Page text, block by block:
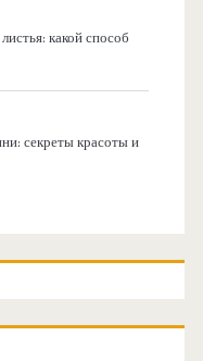
какой способ
секреты красоты и